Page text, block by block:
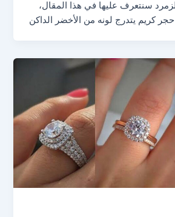
سنتعرف عليها في هذا المقال،
كريم يتدرج لونه من الأخضر الداكن